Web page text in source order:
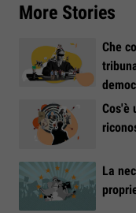
More Stories
Che
Cos'è
La